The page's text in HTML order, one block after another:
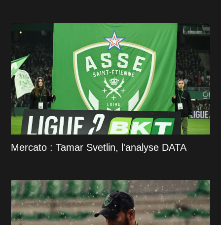
Mercato : Tamar Svetlin, l'analyse DATA